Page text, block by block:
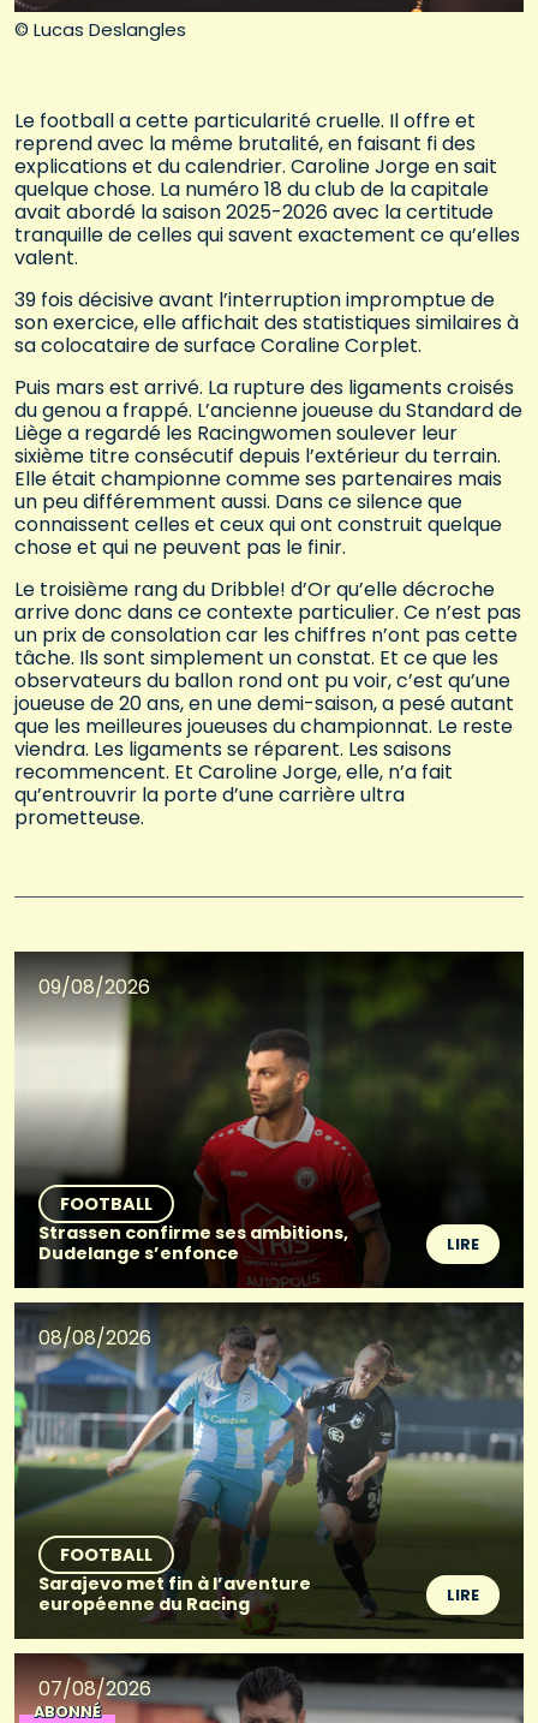
© Lucas Deslangles
Le football a cette particularité cruelle. Il offre et
reprend avec la même brutalité, en faisant fi des
explications et du calendrier. Caroline Jorge en sait
quelque chose. La numéro 18 du club de la capitale
avait abordé la saison 2025-2026 avec la certitude
tranquille de celles qui savent exactement ce qu’elles
valent.
39 fois décisive avant l’interruption impromptue de
son exercice, elle affichait des statistiques similaires à
sa colocataire de surface Coraline Corplet.
Puis mars est arrivé. La rupture des ligaments croisés
du genou a frappé. L’ancienne joueuse du Standard de
Liège a regardé les Racingwomen soulever leur
sixième titre consécutif depuis l’extérieur du terrain.
Elle était championne comme ses partenaires mais
un peu différemment aussi. Dans ce silence que
connaissent celles et ceux qui ont construit quelque
chose et qui ne peuvent pas le finir.
Le troisième rang du Dribble! d’Or qu’elle décroche
arrive donc dans ce contexte particulier. Ce n’est pas
un prix de consolation car les chiffres n’ont pas cette
tâche. Ils sont simplement un constat. Et ce que les
observateurs du ballon rond ont pu voir, c’est qu’une
joueuse de 20 ans, en une demi-saison, a pesé autant
que les meilleures joueuses du championnat. Le reste
viendra. Les ligaments se réparent. Les saisons
recommencent. Et Caroline Jorge, elle, n’a fait
qu’entrouvrir la porte d’une carrière ultra
prometteuse.
09/08/2026
FOOTBALL
Strassen confirme ses ambitions,
Dudelange s’enfonce
LIRE
08/08/2026
FOOTBALL
Sarajevo met fin à l’aventure
européenne du Racing
LIRE
07/08/2026
ABONNÉ